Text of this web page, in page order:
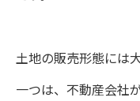
土地の販売形態には
一つは、不動産会社